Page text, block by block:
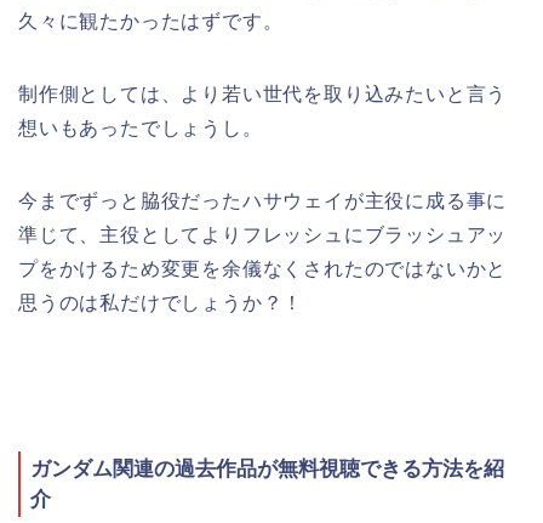
久々に観たかったはずです。
制作側としては、より若い世代を取り込みたいと言う
想いもあったでしょうし。
今までずっと脇役だったハサウェイが主役に成る事に
準じて、主役としてよりフレッシュにブラッシュアッ
プをかけるため変更を余儀なくされたのではないかと
思うのは私だけでしょうか？！
ガンダム関連の過去作品が無料視聴できる方法を紹
介